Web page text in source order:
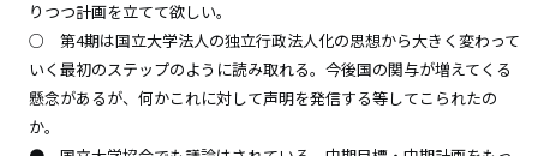
りつつ計画を立てて欲しい。
○ 第4期は国立大学法人の独立行政法人化の思想から大きく変わって
いく最初のステップのように読み取れる。今後国の関与が増えてくる
懸念があるが、何かこれに対して声明を発信する等してこられたの
か。